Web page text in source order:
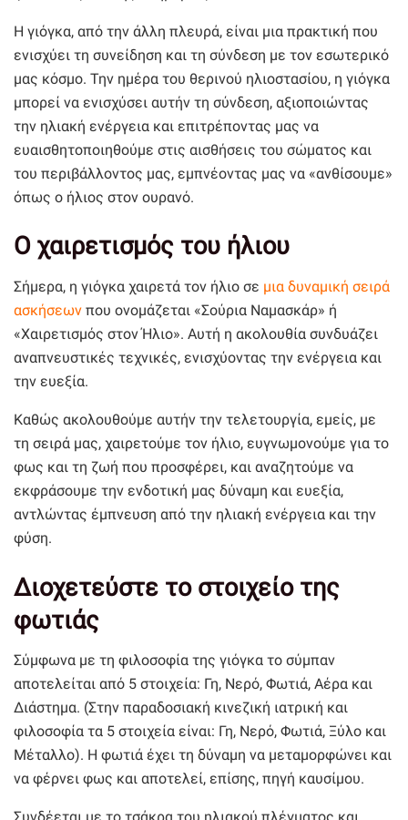
Η γιόγκα, από την άλλη πλευρά, είναι μια πρακτική που
ενισχύει τη συνείδηση και τη σύνδεση με τον εσωτερικό
μας κόσμο. Την ημέρα του θερινού ηλιοστασίου, η γιόγκα
μπορεί να ενισχύσει αυτήν τη σύνδεση, αξιοποιώντας
την ηλιακή ενέργεια και επιτρέποντας μας να
ευαισθητοποιηθούμε στις αισθήσεις του σώματος και
του περιβάλλοντος μας, εμπνέοντας μας να «ανθίσουμε»
όπως ο ήλιος στον ουρανό.
Ο χαιρετισμός του ήλιου
Σήμερα, η γιόγκα χαιρετά τον ήλιο σε μια δυναμική σειρά
ασκήσεων που ονομάζεται «Σούρια Ναμασκάρ» ή
«Χαιρετισμός στον Ήλιο». Αυτή η ακολουθία συνδυάζει
αναπνευστικές τεχνικές, ενισχύοντας την ενέργεια και
την ευεξία.
Καθώς ακολουθούμε αυτήν την τελετουργία, εμείς, με
τη σειρά μας, χαιρετούμε τον ήλιο, ευγνωμονούμε για το
φως και τη ζωή που προσφέρει, και αναζητούμε να
εκφράσουμε την ενδοτική μας δύναμη και ευεξία,
αντλώντας έμπνευση από την ηλιακή ενέργεια και την
φύση.
Διοχετεύστε το στοιχείο της
φωτιάς
Σύμφωνα με τη φιλοσοφία της γιόγκα το σύμπαν
αποτελείται από 5 στοιχεία: Γη, Νερό, Φωτιά, Αέρα και
Διάστημα. (Στην παραδοσιακή κινεζική ιατρική και
φιλοσοφία τα 5 στοιχεία είναι: Γη, Νερό, Φωτιά, Ξύλο και
Μέταλλο). Η φωτιά έχει τη δύναμη να μεταμορφώνει και
να φέρνει φως και αποτελεί, επίσης, πηγή καυσίμου.